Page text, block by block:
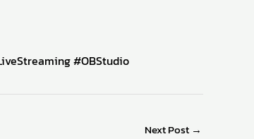
#OBStudio
Next Post →